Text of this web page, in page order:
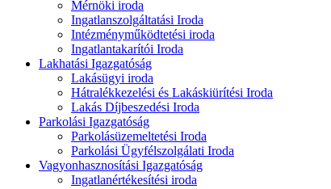
Mérnöki iroda
Ingatlanszolgáltatási Iroda
Intézményműködtetési iroda
Ingatlantakarítói Iroda
Lakhatási Igazgatóság
Lakásügyi iroda
Hátralékkezelési és Lakáskiürítési Iroda
Lakás Díjbeszedési Iroda
Parkolási Igazgatóság
Parkolásüzemeltetési Iroda
Parkolási Ügyfélszolgálati Iroda
Vagyonhasznosítási Igazgatóság
Ingatlanértékesítési iroda